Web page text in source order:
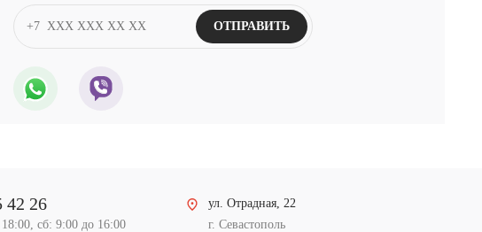
ОТПРАВИТЬ
42 26
сб: 9:00 до 16:00
ул. Отрадная, 22
г. Севастополь